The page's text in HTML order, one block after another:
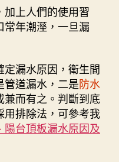
上人們的使用習
年潮溼，一旦漏
漏水原因，衛生間
管道漏水，二是防水
兼而有之。判斷到底
用排除法，可參考我
陽台頂板漏水原因及